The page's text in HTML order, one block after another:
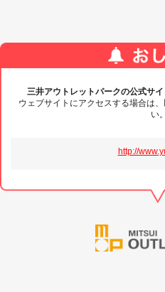
三井アウトレットパークの公式サ
ウェブサイトにアクセスする場合は
い。
http://